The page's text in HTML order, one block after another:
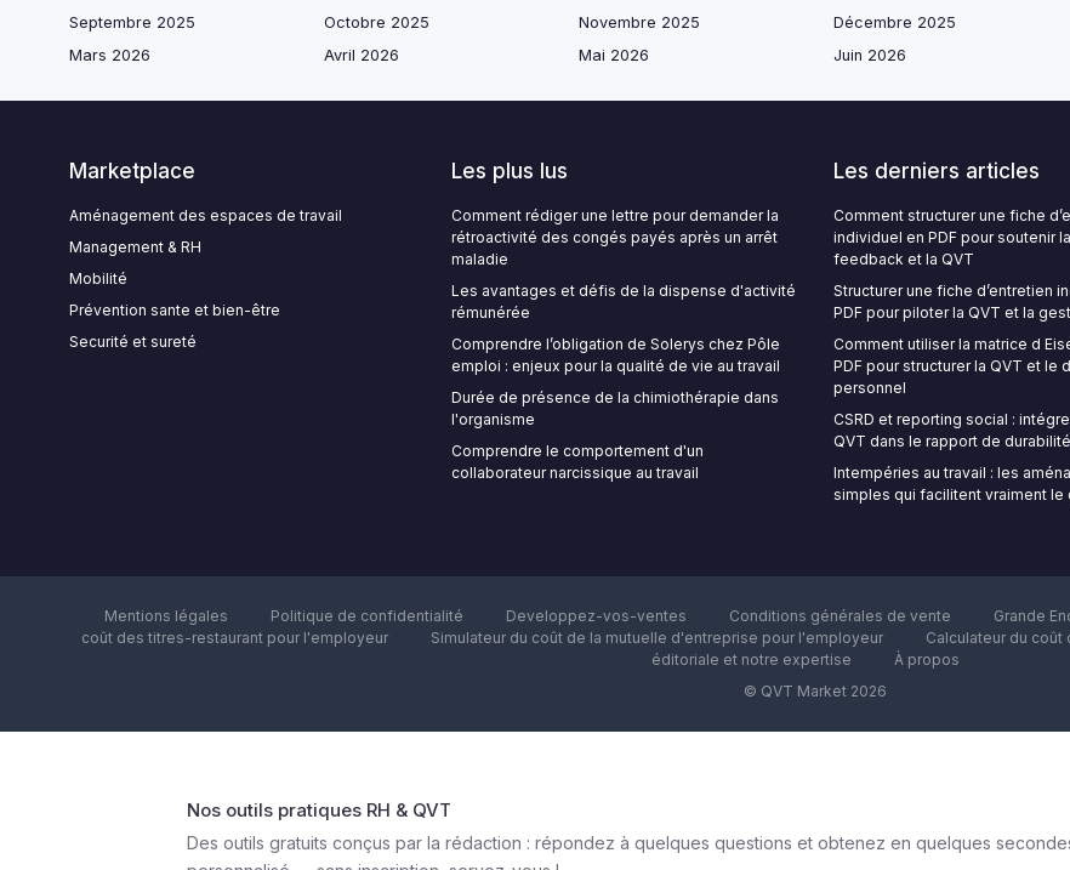
Septembre 2025
Octobre 2025 Novembre 2025 Décembre 2025
Mars 2026
Avril 2026 Mai 2026 Juin 2026
Marketplace
Aménagement des espaces de travail
Management & RH
Mobilité
Prévention sante et bien-être
Securité et sureté
Les plus lus
Comment rédiger une lettre pour demander la
rétroactivité des congés payés après un arrêt
maladie
Les avantages et défis de la dispense d'activité
rémunérée
Comprendre l’obligation de Solerys chez Pôle
emploi : enjeux pour la qualité de vie au travail
Durée de présence de la chimiothérapie dans
l'organisme
Comprendre le comportement d'un
collaborateur narcissique au travail
Les derniers articles
Comment structurer une fiche
individuel en PDF pour soutenir
feedback et la QVT
Structurer une fiche d’entretien
PDF pour piloter la QVT et la
Comment utiliser la matrice d
PDF pour structurer la QVT et le
personnel
CSRD et reporting social :
QVT dans le rapport de durabilité
Intempéries au travail : les
simples qui facilitent vraiment le
Mentions légales Politique de confidentialité Developpez-vos-ventes Conditions générales de vente Grande
coût des titres-restaurant pour l'employeur
Simulateur du coût de la mutuelle d'entreprise pour l'employeur Calculateur du
éditoriale et notre expertise
À propos
© QVT Market 2026
Nos outils pratiques RH & QVT
Des outils gratuits conçus par la rédaction : répondez à quelques questions et obtenez en quelques